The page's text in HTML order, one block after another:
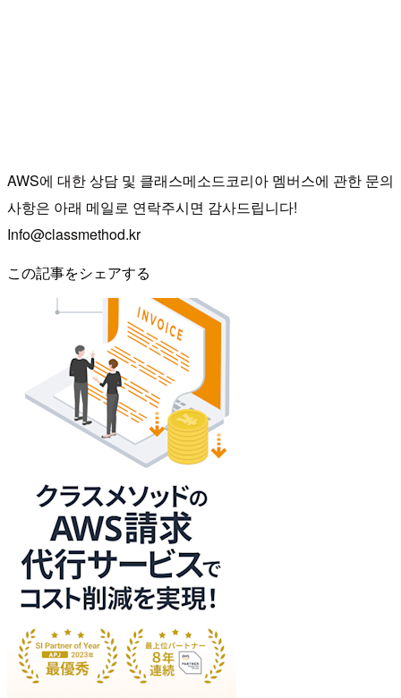
AWS에 대한 상담 및 클래스메소드코리아 멤버스에 관한 문의
사항은 아래 메일로 연락주시면 감사드립니다!
Info@classmethod.kr
この記事をシェアする